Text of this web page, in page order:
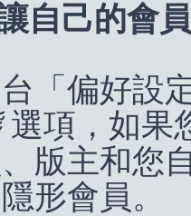
自己的會
「偏好設
選項，如果
版主和您
形會員。